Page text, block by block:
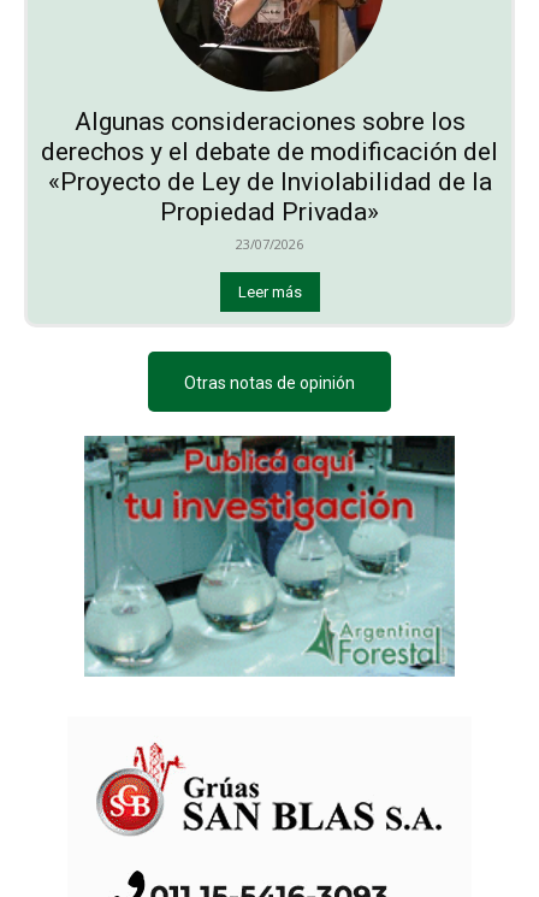
Algunas consideraciones sobre los
derechos y el debate de modificación del
«Proyecto de Ley de Inviolabilidad de la
Propiedad Privada»
23/07/2026
Leer más
Otras notas de opinión